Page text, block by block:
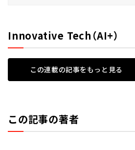
Innovative Tech（AI+）
この連載の記事をもっと見る
この記事の著者